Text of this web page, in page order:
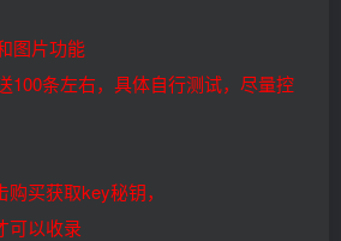
图片功能
100条左右，具体自行测试，尽量控
买获取key秘钥，
可以收录